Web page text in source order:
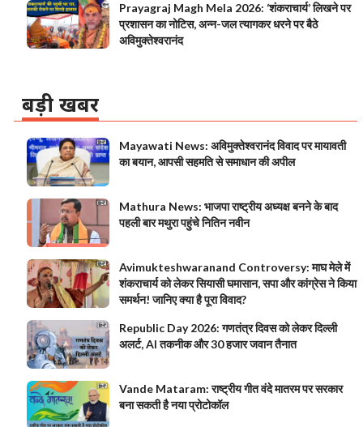
Prayagraj Magh Mela 2026: ‘शंकराचार्य’ लिखने पर
प्रशासन का नोटिस, अन्न-जल त्यागकर धरने पर बैठे
अविमुक्तेश्वरानंद
बड़ी खबर
Mayawati News: अविमुक्तेश्वरानंद विवाद पर मायावती
का बयान, आपसी सहमति से समाधान की अपील
Mathura News: भाजपा राष्ट्रीय अध्यक्ष बनने के बाद
पहली बार मथुरा पहुंचे नितिन नवीन
Avimukteshwaranand Controversy: माघ मेले में
शंकराचार्य को लेकर सियासी घमासान, सपा और कांग्रेस ने किया
समर्थन! जानिए क्या है पूरा विवाद?
Republic Day 2026: गणतंत्र दिवस को लेकर दिल्ली
अलर्ट, AI तकनीक और 30 हजार जवान तैनात
Vande Mataram: राष्ट्रीय गीत वंदे मातरम पर सरकार
बना सकती है नया प्रोटोकॉल